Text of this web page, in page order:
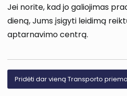
Jei norite, kad jo galiojimas
dieną, Jums įsigyti leidimą
aptarnavimo centrą.
Pridėti dar vieną Transporto